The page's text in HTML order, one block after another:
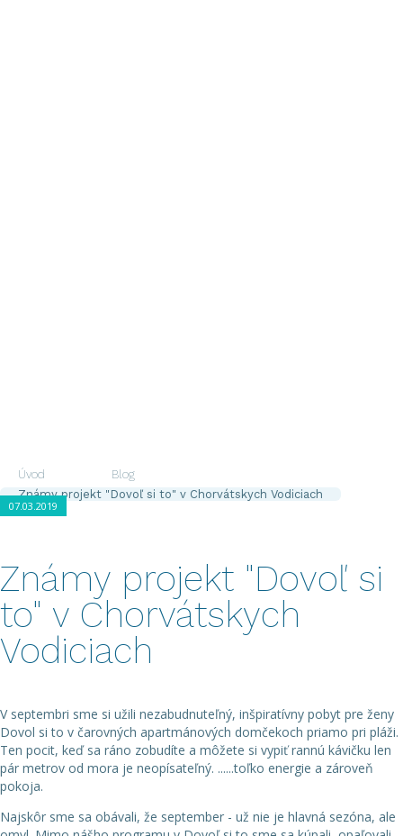
Úvod
Blog
Známy projekt "Dovoľ si to" v Chorvátskych Vodiciach
07.03.2019
Známy projekt "Dovoľ si
to" v Chorvátskych
Vodiciach
V septembri sme si užili nezabudnuteľný, inšpiratívny pobyt pre ženy
Dovol si to v čarovných apartmánových domčekoch priamo pri pláži.
Ten pocit, keď sa ráno zobudíte a môžete si vypiť rannú kávičku len
pár metrov od mora je neopísateľný. ......toľko energie a zároveň
pokoja.
Najskôr sme sa obávali, že september - už nie je hlavná sezóna, ale